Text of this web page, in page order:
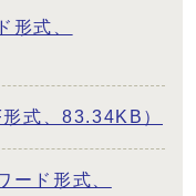
形式、
式、83.34KB）
ード形式、